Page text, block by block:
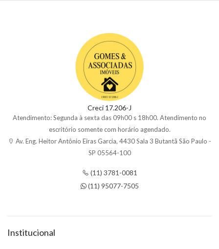
Creci 17.206-J
Atendimento: Segunda à sexta das 09h00 s 18h00. Atendimento no
escritório somente com horário agendado.
Av. Eng. Heitor Antônio Eiras Garcia, 4430 Sala 3 Butantã São Paulo -
SP 05564-100
(11) 3781-0081
(11) 95077-7505
Institucional